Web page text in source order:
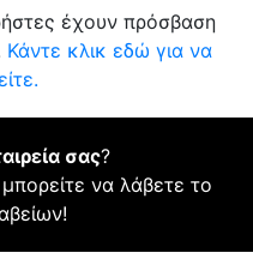
έχουν πρόσβαση
Κάντε κλικ εδώ για να
σας?
να λάβετε το